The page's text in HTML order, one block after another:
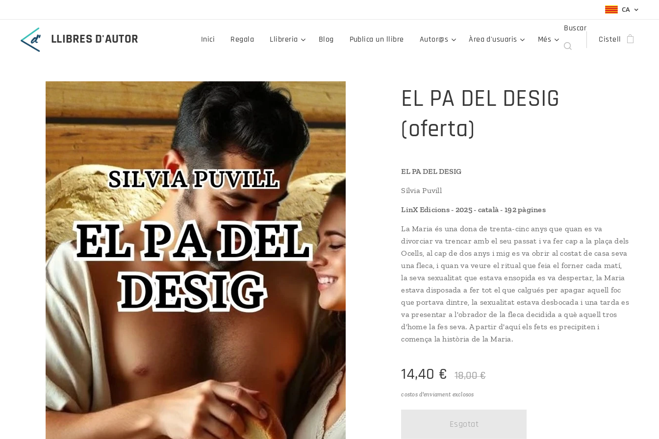
CA
LLIBRES D'AUTOR Inici Regala Llibreria Blog Publica un llibre Autor@s Àrea d'usuaris Més
Buscar
Cistell
EL PA DEL DESIG
(oferta)
EL PA DEL DESIG
Sílvia Puvill
LinX Edicions - 2025 - català - 192 pàgines
La Maria és una dona de trenta-cinc anys que quan es va
divorciar va trencar amb el seu passat i va fer cap a la plaça dels
Ocells, al cap de dos anys i mig es va obrir al costat de casa seva
una fleca, i quan va veure el ritual que feia el forner cada matí,
la seva sexualitat que estava ensopida es va despertar, la Maria
estava disposada a fer tot el que calgués per apagar aquell foc
que portava dintre, la sexualitat estava desbocada i una tarda es
va presentar a l'obrador de la fleca decidida a què aquell tros
d'home la fes seva. A partir d'aquí els fets es precipiten i
comença la història de la Maria.
14,40 € 18,00€
costos d'enviament exclosos
Esgotat